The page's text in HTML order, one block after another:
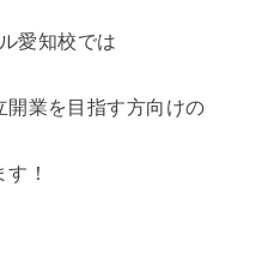
愛知校では
開業を目指す方向けの
！